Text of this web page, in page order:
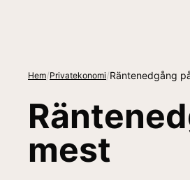
Hem/Privatekonomi/Räntenedgång
mest